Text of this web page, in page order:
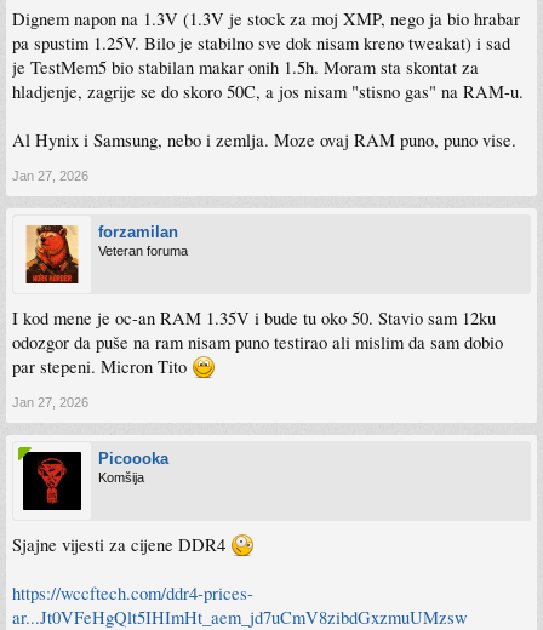
Dignem napon na 1.3V (1.3V je stock za moj XMP, nego ja bio hrabar
pa spustim 1.25V. Bilo je stabilno sve dok nisam kreno tweakat) i sad
je TestMem5 bio stabilan makar onih 1.5h. Moram sta skontat za
hladjenje, zagrije se do skoro 50C, a jos nisam "stisno gas" na RAM-u.
Al Hynix i Samsung, nebo i zemlja. Moze ovaj RAM puno, puno vise.
Jan 27, 2026
forzamilan
Veteran foruma
I kod mene je oc-an RAM 1.35V i bude tu oko 50. Stavio sam 12ku
odozgor da puše na ram nisam puno testirao ali mislim da sam dobio
par stepeni. Micron Tito
Jan 27, 2026
Picoooka
Komšija
Sjajne vijesti za cijene DDR4
https://wccftech.com/ddr4-prices-
ar...Jt0VFeHgQlt5IHImHt_aem_jd7uCmV8zibdGxzmuUMzsw